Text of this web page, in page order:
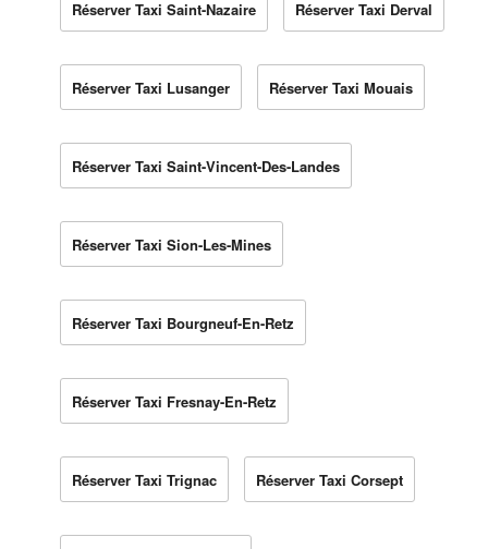
Réserver Taxi Saint-Nazaire Réserver Taxi Derval
Réserver Taxi Lusanger Réserver Taxi Mouais
Réserver Taxi Saint-Vincent-Des-Landes
Réserver Taxi Sion-Les-Mines
Réserver Taxi Bourgneuf-En-Retz
Réserver Taxi Fresnay-En-Retz
Réserver Taxi Trignac Réserver Taxi Corsept